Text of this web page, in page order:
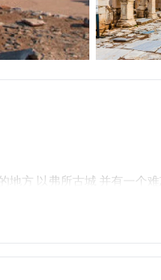
方 以弗所古城 并有一个难